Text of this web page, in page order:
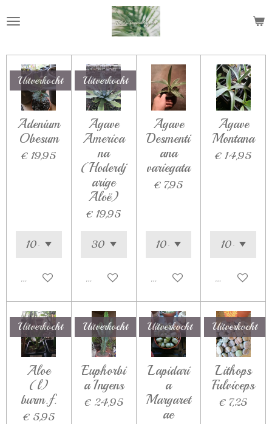
direct
de
hoofdinhoud
Uitverkocht
Adenium
Obesum
€ 19,95
Houd mij op de hoogte
Uitverkocht
Agave
America
na
(Hoderdj
arige
Aloë)
€ 19,95
Houd mij op de hoogte
Agave
Desmenti
ana
variegata
€ 7,95
In winkelwagen
Agave
Montana
€ 14,95
In
Uitverkocht
Aloe
(l)
burm.f.
€ 5,95
Uitverkocht
Euphorbi
a Ingens
€ 24,95
Uitverkocht
Lapidari
a
Margaret
ae
Uitverkocht
Lithops
Fulviceps
€ 7,25